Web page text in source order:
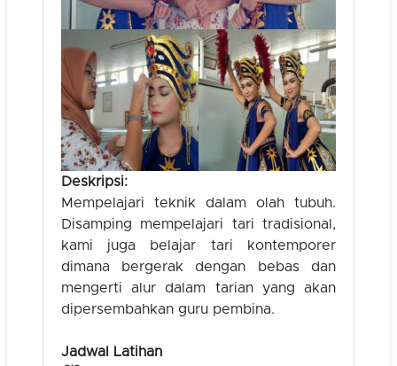
Deskripsi:
Mempelajari teknik dalam olah tubuh.
Disamping mempelajari tari tradisional,
kami juga belajar tari kontemporer
dimana bergerak dengan bebas dan
mengerti alur dalam tarian yang akan
dipersembahkan guru pembina.
Jadwal Latihan